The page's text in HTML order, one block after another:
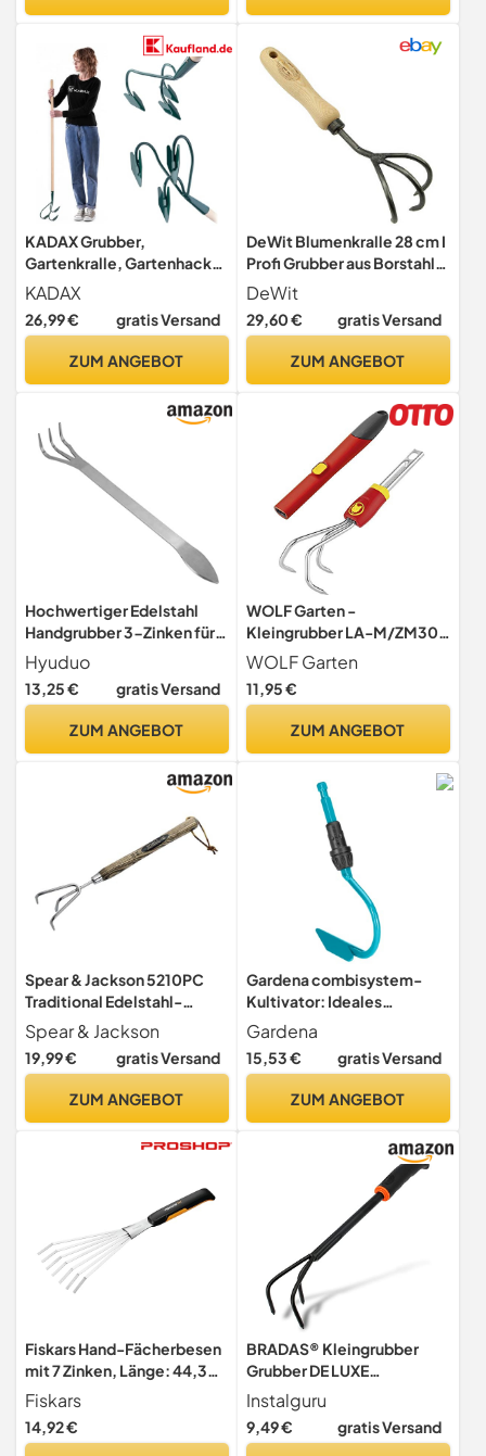
Gartenhacke Cultivator
KADAX Grubber,
Gartenkralle, Gartenhacke
zum Lockern des Bodens,
Kultivator für Garten,
Handgrubber aus Metall,
Gartenzubehör,
(3 Zinken, mit Holzstiel)
KADAX
26,99 € gratis Versand
ZUM ANGEBOT
DeWit Blumenkralle 28 cm I
Profi Grubber aus Borstahl
mit 3 Zinken I Premium
Garten-Zubehör zum Boden
auflockern I
Tool in Bester Qualität I
DeWit
29,60 € gratis Versand
ZUM ANGEBOT
Hochwertiger Edelstahl
Handgrubber 3-Zinken für
Gartenarbeit Boden
lockern Handfräse Rechen
24 cm Gartenhelfer Bonsai
Hyuduo
13,25 € gratis Versand
ZUM ANGEBOT
WOLF Garten -
Kleingrubber LA-M/ZM30
NEU2018, Rot, 30x10x7
cm; 71AID001650
WOLF Garten
11,95 €
ZUM ANGEBOT
Spear & Jackson 5210PC
Traditional Edelstahl-
Gartenkralle, 3 Zinken, 30-
cm-Griff
Spear & Jackson
19,99 € gratis Versand
ZUM ANGEBOT
Gardena combisystem-
Kultivator: Ideales
Gartenzubehör zum
Lockern verkrusteter
Böden, Grubber mit
3.6 cm, passend zu Allen
Gardena
15,53 € gratis Versand
ZUM ANGEBOT
Fiskars Hand-Fächerbesen
mit 7 Zinken, Länge: 44,3
cm, Breite: 12,5 cm
Fiskars
14,92 €
BRADAS® Kleingrubber
Grubber DE LUXE
Handgrubber |
Hochwertigem Stahl 3
Zinken Gartenkralle Mit
Instalguru
9,49 € gratis Versand